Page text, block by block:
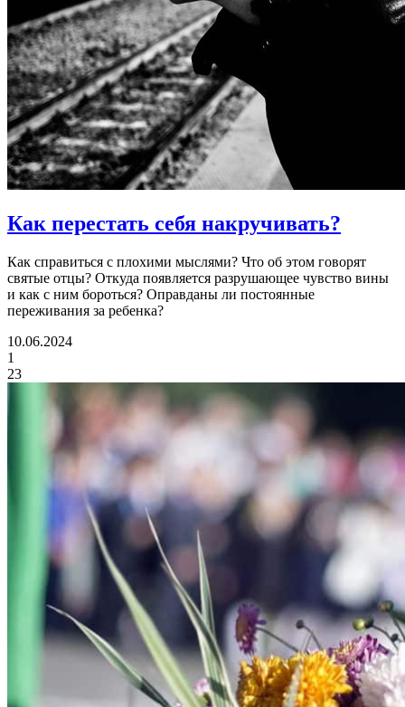
Как перестать себя накручивать?
Как справиться с плохими мыслями? Что об этом говорят
святые отцы? Откуда появляется разрушающее чувство вины
и как с ним бороться? Оправданы ли постоянные
переживания за ребенка?
10.06.2024
1
23